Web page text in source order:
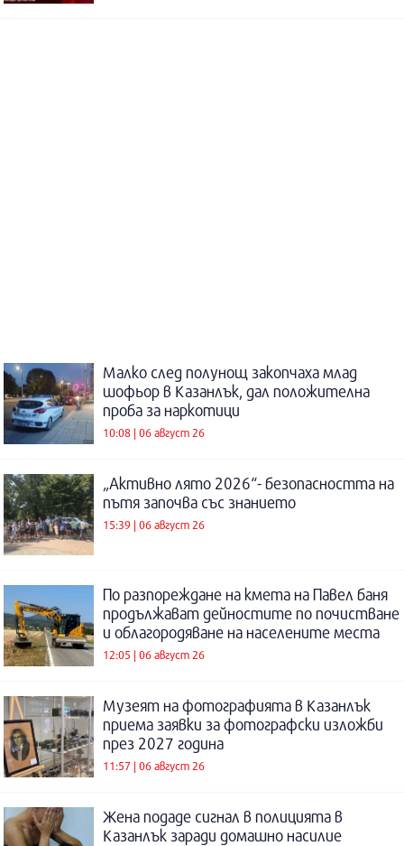
Малко след полунощ закопчаха млад
шофьор в Казанлък, дал положителна
проба за наркотици
10:08 | 06 август 26
„Активно лято 2026“- безопасността на
пътя започва със знанието
15:39 | 06 август 26
По разпореждане на кмета на Павел баня
продължават дейностите по почистване
и облагородяване на населените места
12:05 | 06 август 26
Музеят на фотографията в Казанлък
приема заявки за фотографски изложби
през 2027 година
11:57 | 06 август 26
Жена подаде сигнал в полицията в
Казанлък заради домашно насилие